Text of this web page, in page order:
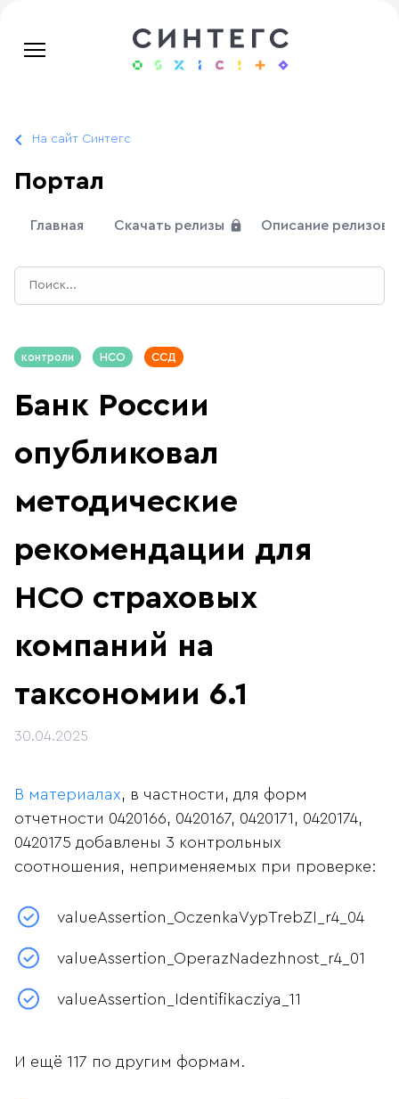
На сайт Синтегс
Портал
Главная Скачать релизы Описание релизов
контроли НСО ССД
Банк России
опубликовал
методические
рекомендации для
НСО страховых
компаний на
таксономии 6.1
30.04.2025
В материалах, в частности, для форм
отчетности 0420166, 0420167, 0420171, 0420174,
0420175 добавлены 3 контрольных
соотношения, неприменяемых при проверке:
valueAssertion_OczenkaVypTrebZI_r4_04
valueAssertion_OperazNadezhnost_r4_01
valueAssertion_Identifikacziya_11
И ещё 117 по другим формам.